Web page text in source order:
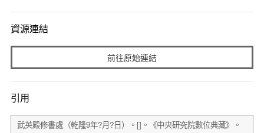
資源連結
前往原始連結
引用